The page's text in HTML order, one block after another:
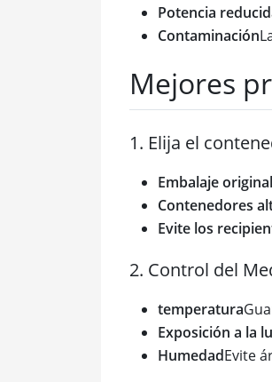
Potencia
Contaminación
Mejores
1. Elija el
Embalaje original
Contenedores
Evite los
2. Control del
temperatura
Exposición a la
HumedadEvite